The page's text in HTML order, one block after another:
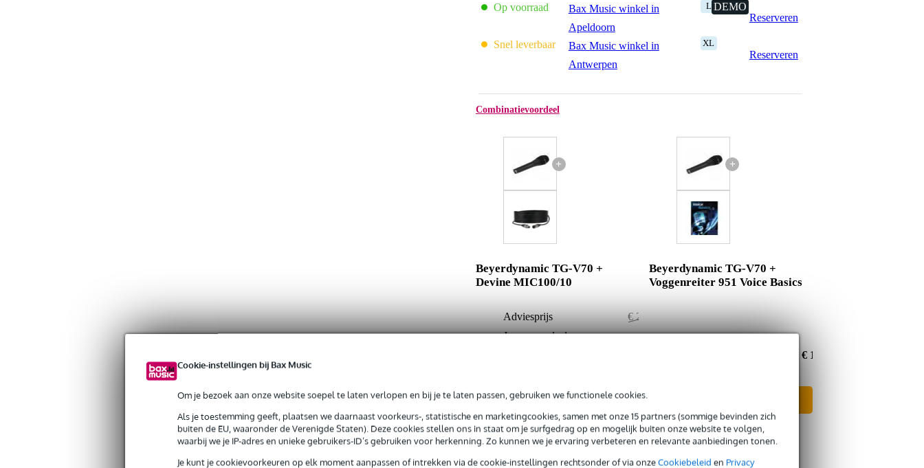
Cookie-instellingen bij Bax Music
Om je bezoek aan onze website soepel te laten verlopen en bij je te laten passen, gebruiken we functionele cookies.
Als je toestemming geeft, plaatsen we daarnaast voorkeurs-, statistische en marketingcookies, samen met onze 15 partners (sommige bevinden zich
buiten de EU, waaronder de Verenigde Staten). Deze cookies stellen ons in staat om je surfgedrag op en mogelijk buiten onze website te volgen,
waarbij we je IP-adres en unieke gebruikers-ID’s gebruiken voor herkenning. Zo kunnen we je ervaring verbeteren en relevante aanbiedingen tonen.
Je kunt je cookievoorkeuren op elk moment aanpassen of intrekken via de cookie-instellingen rechtsonder of via onzeCookiebeleid en Privacy
Op voorraad
Bax Music winkel in
Apeldoorn
L DEMO
Reserveren
Snel leverbaar
Bax Music winkel in
Antwerpen
XL
Reserveren
Combinatievoordeel
+
Beyerdynamic TG-V70 +
Devine MIC100/10
Adviesprijs
€ 201,95
Jouw voordeel
€ 1,95
In mijn winkelwagen
+
Beyerdynamic TG-V70 +
Voggenreiter 951 Voice Basics
€ 192,15
Productinformatie